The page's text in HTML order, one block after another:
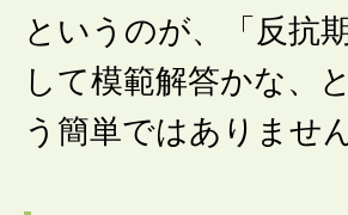
というのが、「反抗
して模範解答かな、
う簡単ではありません